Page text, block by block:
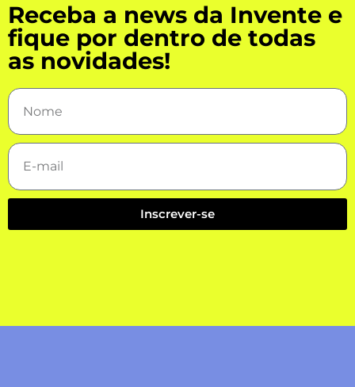
Receba a news da Invente e
fique por dentro de todas
as novidades!
Inscrever-se